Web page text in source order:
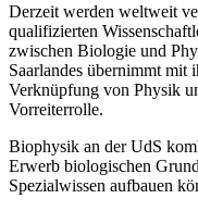
Derzeit werden weltweit
qualifizierten
zwischen Biologie und
Saarlandes übernimmt mit
Verknüpfung von Physik
Vorreiterrolle.
Biophysik an der UdS
Erwerb biologischen
Spezialwissen aufbauen